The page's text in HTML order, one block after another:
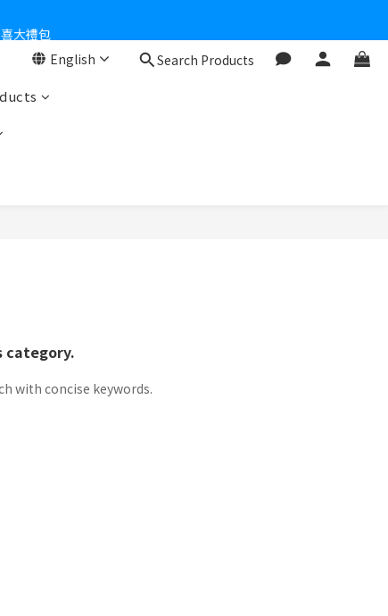
English Search Products
category.
with concise keywords.